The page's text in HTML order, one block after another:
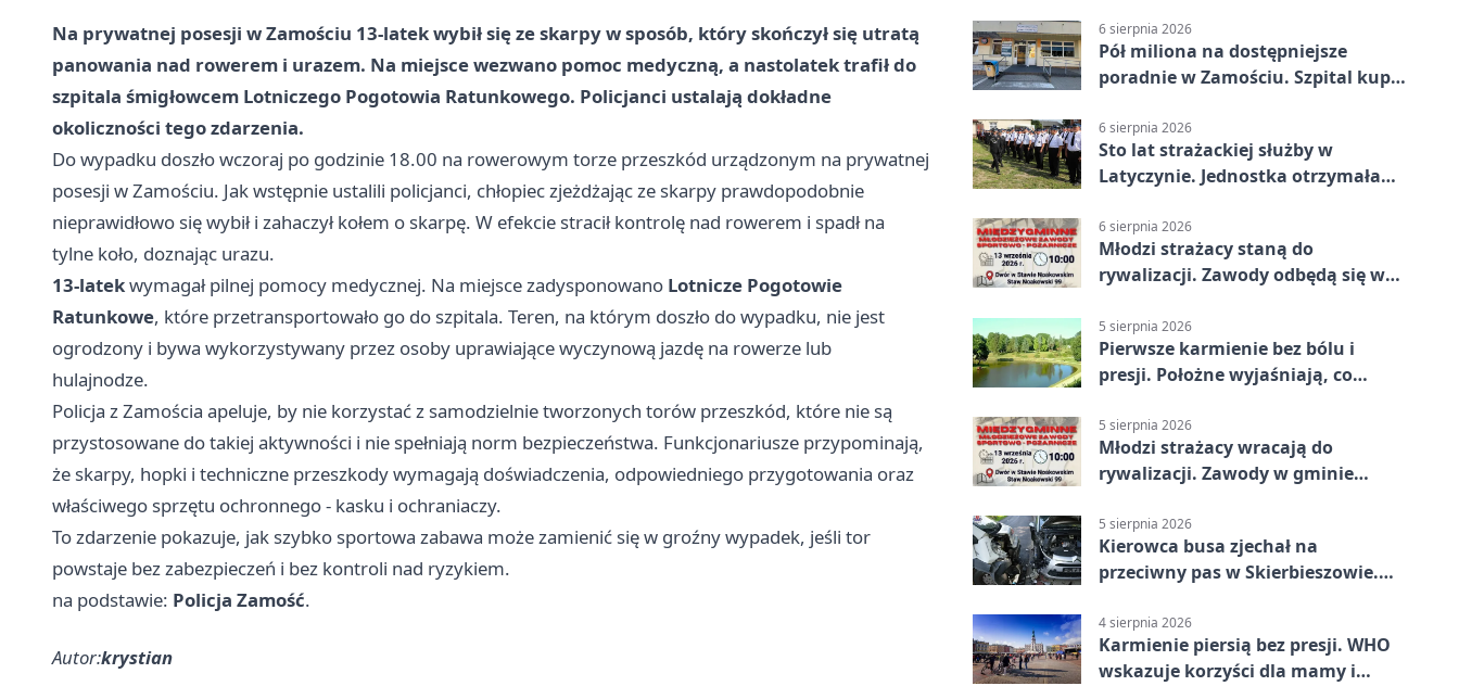
Na prywatnej posesji w Zamościu 13-latek wybił się ze skarpy w sposób, który skończył się utratą
panowania nad rowerem i urazem. Na miejsce wezwano pomoc medyczną, a nastolatek trafił do
szpitala śmigłowcem Lotniczego Pogotowia Ratunkowego. Policjanci ustalają dokładne
okoliczności tego zdarzenia.
Do wypadku doszło wczoraj po godzinie 18.00 na rowerowym torze przeszkód urządzonym na prywatnej
posesji w Zamościu. Jak wstępnie ustalili policjanci, chłopiec zjeżdżając ze skarpy prawdopodobnie
nieprawidłowo się wybił i zahaczył kołem o skarpę. W efekcie stracił kontrolę nad rowerem i spadł na
tylne koło, doznając urazu.
13-latekwymagał pilnej pomocy medycznej. Na miejsce zadysponowano Lotnicze Pogotowie
Ratunkowe, które przetransportowało go do szpitala. Teren, na którym doszło do wypadku, nie jest
ogrodzony i bywa wykorzystywany przez osoby uprawiające wyczynową jazdę na rowerze lub
hulajnodze.
Policja z Zamościa apeluje, by nie korzystać z samodzielnie tworzonych torów przeszkód, które nie są
przystosowane do takiej aktywności i nie spełniają norm bezpieczeństwa. Funkcjonariusze przypominają,
że skarpy, hopki i techniczne przeszkody wymagają doświadczenia, odpowiedniego przygotowania oraz
właściwego sprzętu ochronnego - kasku i ochraniaczy.
To zdarzenie pokazuje, jak szybko sportowa zabawa może zamienić się w groźny wypadek, jeśli tor
powstaje bez zabezpieczeń i bez kontroli nad ryzykiem.
na podstawie: Policja Zamość.
Autor:krystian
6 sierpnia 2026
Pół miliona na dostępniejsze
poradnie w Zamościu. Szpital kupi
6 sierpnia 2026
Sto lat strażackiej służby w
Latyczynie. Jednostka otrzymała
6 sierpnia 2026
Młodzi strażacy staną do
rywalizacji. Zawody odbędą się w
5 sierpnia 2026
Pierwsze karmienie bez bólu i
presji. Położne wyjaśniają, co
5 sierpnia 2026
Młodzi strażacy wracają do
rywalizacji. Zawody w gminie
5 sierpnia 2026
Kierowca busa zjechał na
przeciwny pas w Skierbieszowie.
4 sierpnia 2026
Karmienie piersią bez presji. WHO
wskazuje korzyści dla mamy i